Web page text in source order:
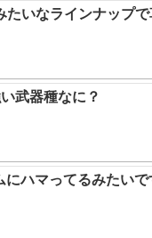
たいなラインナップ
武器種なに？
にハマってるみたい